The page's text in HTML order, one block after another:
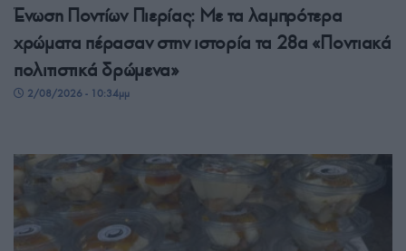
Ένωση Ποντίων Πιερίας: Με τα λαμπρότερα
χρώματα πέρασαν στην ιστορία τα 28α «Ποντιακά
πολιτιστικά δρώμενα»
2/08/2026 - 10:34μμ